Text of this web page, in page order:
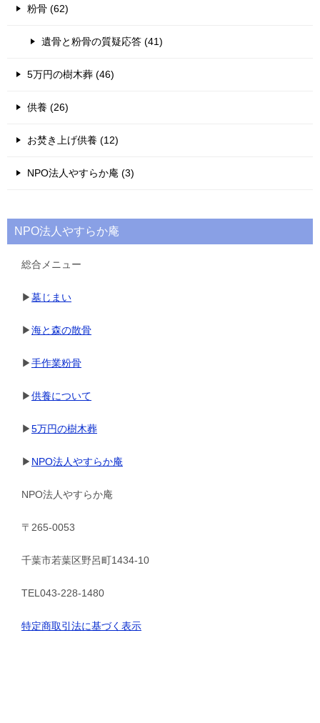
粉骨 (62)
遺骨と粉骨の質疑応答 (41)
5万円の樹木葬 (46)
供養 (26)
お焚き上げ供養 (12)
NPO法人やすらか庵 (3)
NPO法人やすらか庵
総合メニュー
▶墓じまい
▶海と森の散骨
▶手作業粉骨
▶供養について
▶5万円の樹木葬
▶ NPO法人やすらか庵
NPO法人やすらか庵
〒265-0053
千葉市若葉区野呂町1434-10
TEL043-228-1480
特定商取引法に基づく表示